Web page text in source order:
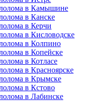
в Камышине
в Канске
в Керчи
в Кисловодске
в Колпино
в Копейске
в Котласе
в Красноярске
в Крымске
в Кстово
в Лабинске